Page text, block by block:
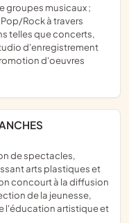
Rock à travers
telles que concerts,
d'enregistrement
d'oeuvres
arts plastiques et
concourt à la diffusion
de la jeunesse,
l'éducation artistique et